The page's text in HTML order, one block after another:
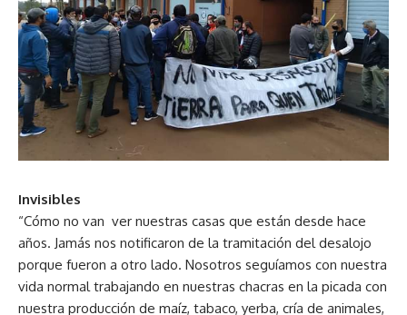
Invisibles
“Cómo no van ver nuestras casas que están desde hace
años. Jamás nos notificaron de la tramitación del desalojo
porque fueron a otro lado. Nosotros seguíamos con nuestra
vida normal trabajando en nuestras chacras en la picada con
nuestra producción de maíz, tabaco, yerba, cría de animales,